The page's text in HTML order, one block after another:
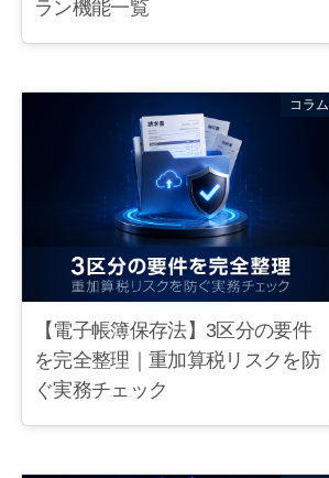
ラン機能一覧
コラム
【電子帳簿保存法】3区分の要件
を完全整理｜重加算税リスクを防
ぐ実務チェック